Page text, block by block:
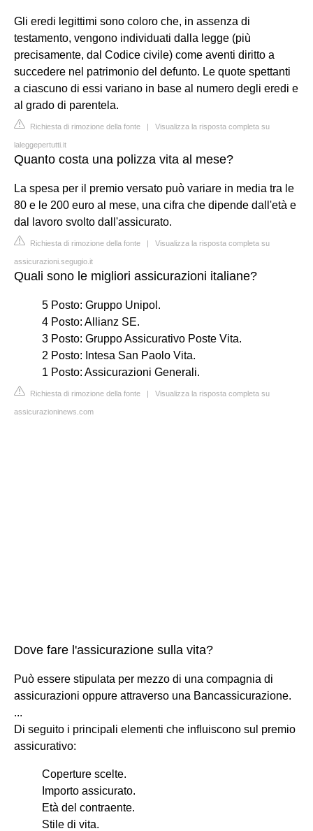
Gli eredi legittimi sono coloro che, in assenza di
testamento, vengono individuati dalla legge (più
precisamente, dal Codice civile) come aventi diritto a
succedere nel patrimonio del defunto. Le quote spettanti
a ciascuno di essi variano in base al numero degli eredi e
al grado di parentela.
Richiesta di rimozione della fonte | Visualizza la risposta completa su
laleggepertutti.it
Quanto costa una polizza vita al mese?
La spesa per il premio versato può variare in media tra le
80 e le 200 euro al mese, una cifra che dipende dall'età e
dal lavoro svolto dall'assicurato.
Richiesta di rimozione della fonte | Visualizza la risposta completa su
assicurazioni.segugio.it
Quali sono le migliori assicurazioni italiane?
5 Posto: Gruppo Unipol.
4 Posto: Allianz SE.
3 Posto: Gruppo Assicurativo Poste Vita.
2 Posto: Intesa San Paolo Vita.
1 Posto: Assicurazioni Generali.
Richiesta di rimozione della fonte | Visualizza la risposta completa su
assicurazioninews.com
Dove fare l'assicurazione sulla vita?
Può essere stipulata per mezzo di una compagnia di
assicurazioni oppure attraverso una Bancassicurazione.
...
Di seguito i principali elementi che influiscono sul premio
assicurativo:
Coperture scelte.
Importo assicurato.
Età del contraente.
Stile di vita.